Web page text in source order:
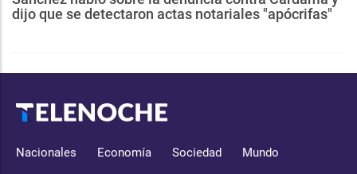
dijo que se detectaron actas notariales "apócrifas"
Nacionales Economía Sociedad Mundo